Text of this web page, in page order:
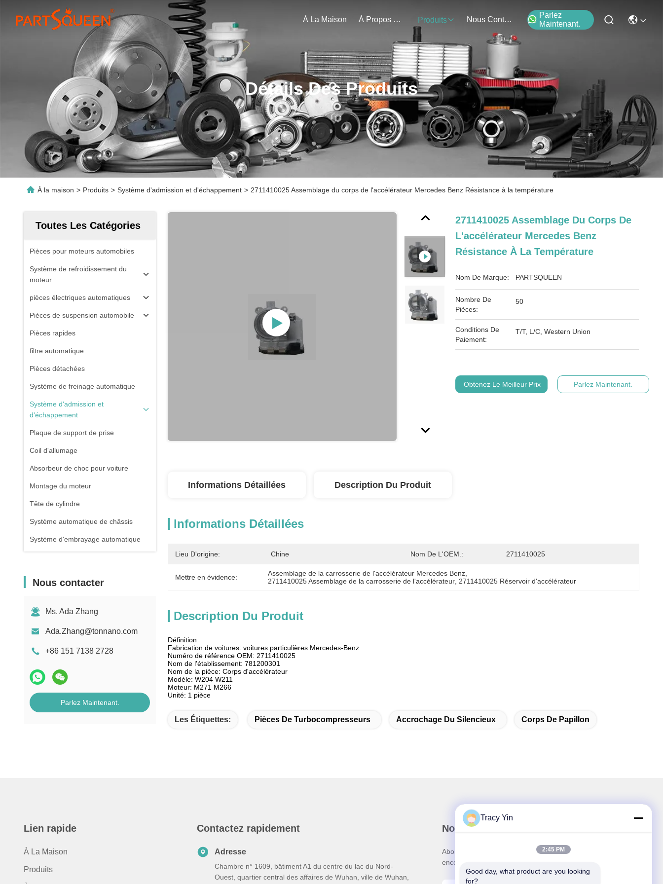
À La Maison À Propos De Nous Produits Nous Contacter
Parlez
Maintenant.
Détails Des Produits
À la maison > Produits > Système d'admission et d'échappement > 2711410025 Assemblage du corps de l'accélérateur Mercedes Benz Résistance à la température
Toutes Les Catégories
Pièces pour moteurs automobiles
Système de refroidissement du
moteur
pièces électriques automatiques
Pièces de suspension automobile
Pièces rapides
filtre automatique
Pièces détachées
Système de freinage automatique
Système d'admission et
d'échappement
Plaque de support de prise
Coil d'allumage
Absorbeur de choc pour voiture
Montage du moteur
Tête de cylindre
Système automatique de châssis
Système d'embrayage automatique
Nous contacter
Ms. Ada Zhang
Ada.Zhang@tonnano.com
+86 151 7138 2728
Parlez Maintenant.
2711410025 Assemblage Du Corps De
L'accélérateur Mercedes Benz
Résistance À La Température
Nom De Marque: PARTSQUEEN
Nombre De
Pièces:
50
Conditions De
Paiement:
T/T, L/C, Western Union
Obtenez Le Meilleur Prix Parlez Maintenant.
Informations Détaillées Description Du Produit
Informations Détaillées
Lieu D'origine: Chine Nom De L'OEM.: 2711410025
Mettre en évidence: Assemblage de la carrosserie de l'accélérateur Mercedes Benz
2711410025 Assemblage de la carrosserie de l'accélérateur 2711410025 Réservoir d'accélérateur
Description Du Produit
Définition
Fabrication de voitures: voitures particulières Mercedes-Benz
Numéro de référence OEM: 2711410025
Nom de l'établissement: 781200301
Nom de la pièce: Corps d'accélérateur
Modèle: W204 W211
Moteur: M271 M266
Unité: 1 pièce
Les Étiquettes: Pièces De Turbocompresseurs Accrochage Du Silencieux Corps De Papillon
Lien rapide
À La Maison
Produits
Contactez rapidement
Adresse
Chambre n° 1609, bâtiment A1 du centre du lac du Nord-
Ouest, quartier central des affaires de Wuhan, ville de Wuhan,
Notre newsletter
Abonnez-vous à notre newsletter pour des réductions et plus
encore.
Tracy Yin
2:45 PM
Good day, what product are you looking
for?